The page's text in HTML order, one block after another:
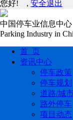
您好!
, 安全退出
中国停车业信息中心
Parking Industry in
首 页
资讯中心
停车政策
停车规划
道路/城
路外停车
项目动态